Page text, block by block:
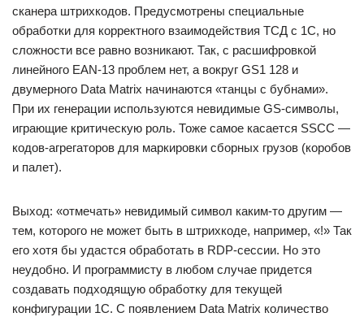
сканера штрихкодов. Предусмотрены специальные
обработки для корректного взаимодействия ТСД с 1С, но
сложности все равно возникают. Так, с расшифровкой
линейного EAN-13 проблем нет, а вокруг GS1 128 и
двумерного Data Matrix начинаются «танцы с бубнами».
При их генерации используются невидимые GS-символы,
играющие критическую роль. Тоже самое касается SSCC —
кодов-агрегаторов для маркировки сборных грузов (коробов
и палет).
Выход: «отмечать» невидимый символ каким-то другим —
тем, которого не может быть в штрихкоде, например, «!» Так
его хотя бы удастся обработать в RDP-сессии. Но это
неудобно. И программисту в любом случае придется
создавать подходящую обработку для текущей
конфигурации 1С. С появлением Data Matrix количество